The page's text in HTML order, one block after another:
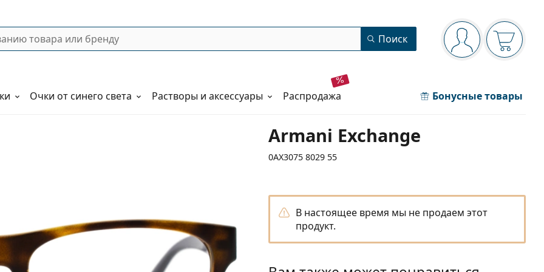
Панель навигации
Вы вошли вВаша
Поиск
Очки от синего света Растворы и аксессуары распродажа Бонусные товары
Armani Exchange
0AX3075 8029 55
В настоящее время мы не продаем этот
продукт.